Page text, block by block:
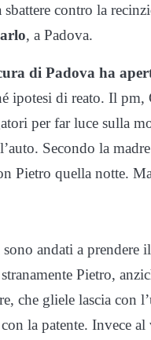
contro la
, a Padova.
di Padova ha
ipotesi di reato. Il pm,
per far luce sulla
Secondo la
Pietro quella notte.
andati a prendere
Pietro,
che gliele lascia con
la patente. Invece